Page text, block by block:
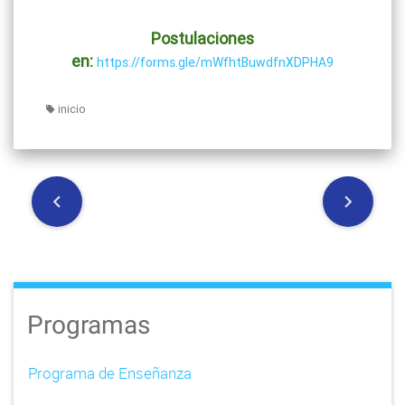
Postulaciones
en: https://forms.gle/mWfhtBuwdfnXDPHA9
inicio
P
s
a
Programas
Programa de Enseñanza